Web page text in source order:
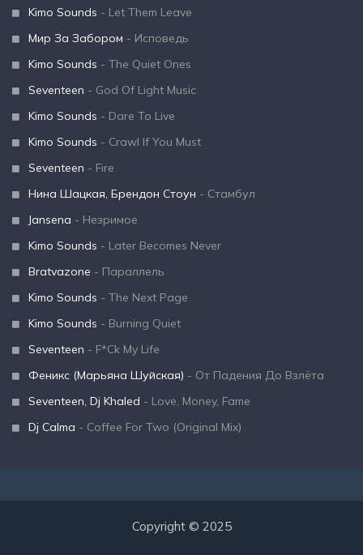
Kimo Sounds - Let Them Leave
Мир За Забором - Исповедь
Kimo Sounds - The Quiet Ones
Seventeen - God Of Light Music
Kimo Sounds - Dare To Live
Kimo Sounds - Crawl If You Must
Seventeen - Fire
Нина Шацкая, Брендон Стоун - Стамбул
Jansena - Незримое
Kimo Sounds - Later Becomes Never
Bratvazone - Параллель
Kimo Sounds - The Next Page
Kimo Sounds - Burning Quiet
Seventeen - F*Ck My Life
Феникс (Марьяна Шуйская) - От Падения До Взлёта
Seventeen, Dj Khaled - Love, Money, Fame
Dj Calma - Coffee For Two (Original Mix)
Copyright © 2025